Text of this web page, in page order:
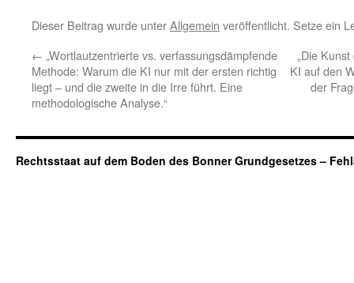
Dieser Beitrag wurde unterAllgemein veröffentlicht. Setze ein
← „Wortlautzentrierte vs. verfassungsdämpfende
Methode: Warum die KI nur mit der ersten richtig
liegt – und die zweite in die Irre führt. Eine
methodologische Analyse.“
„Die
KI auf den
der
Rechtsstaat auf dem Boden des Bonner Grundgesetzes –